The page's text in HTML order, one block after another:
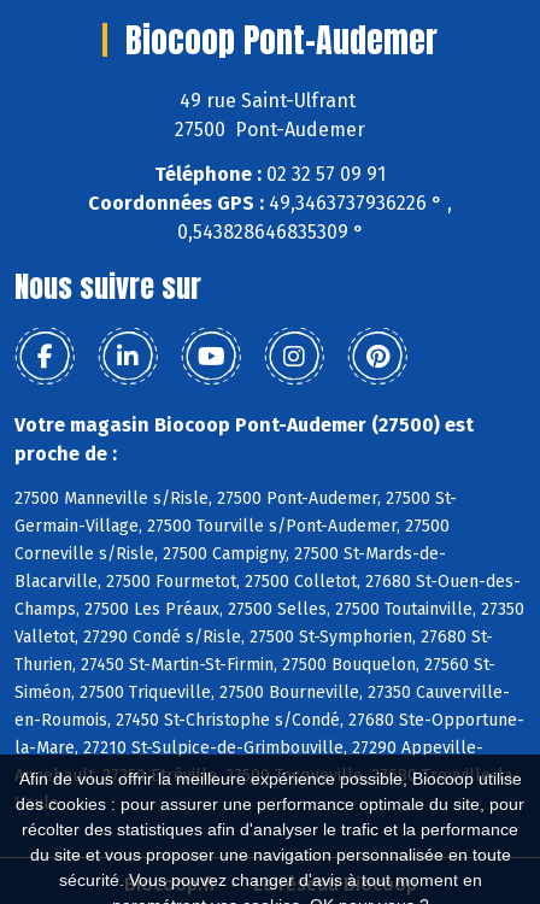
Afin de vous offrir la meilleure expérience possible, Biocoop utilise
des cookies : pour assurer une performance optimale du site, pour
récolter des statistiques afin d'analyser le trafic et la performance
du site et vous proposer une navigation personnalisée en toute
sécurité. Vous pouvez changer d'avis à tout moment en
Biocoop Pont-Audemer
49 rue Saint-Ulfrant
27500 Pont-Audemer
Téléphone : 02 32 57 09 91
Coordonnées GPS : 49,3463737936226 ° ,
0,543828646835309 °
Nous suivre sur
Votre magasin Biocoop Pont-Audemer (27500) est
proche de :
27500 Manneville s/Risle, 27500 Pont-Audemer, 27500 St-
Germain-Village, 27500 Tourville s/Pont-Audemer, 27500
Corneville s/Risle, 27500 Campigny, 27500 St-Mards-de-
Blacarville, 27500 Fourmetot, 27500 Colletot, 27680 St-Ouen-des-
Champs, 27500 Les Préaux, 27500 Selles, 27500 Toutainville, 27350
Valletot, 27290 Condé s/Risle, 27500 St-Symphorien, 27680 St-
Thurien, 27450 St-Martin-St-Firmin, 27500 Bouquelon, 27560 St-
Siméon, 27500 Triqueville, 27500 Bourneville, 27350 Cauverville-
en-Roumois, 27450 St-Christophe s/Condé, 27680 Ste-Opportune-
la-Mare, 27210 St-Sulpice-de-Grimbouville, 27290 Appeville-
Annebault, 27350 Etréville, 27500 Tocqueville, 27680 Trouville-la-
Haule
Biocoop.fr Le réseau Biocoop